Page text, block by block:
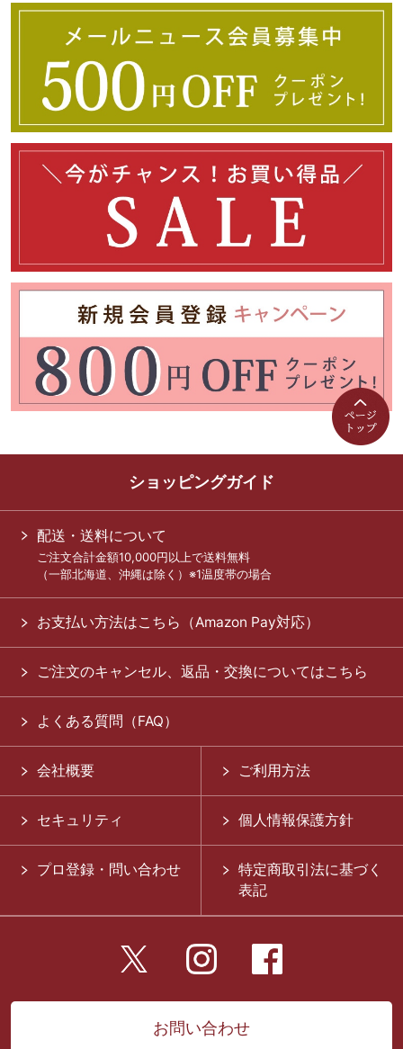
ショッピングガイド
配送・送料について
ご注文合計金額10,000円以上で送料無料
（一部北海道、沖縄は除く）※1温度帯の場合
お支払い方法はこちら（Amazon Pay対応）
ご注文のキャンセル、返品・交換についてはこちら
よくある質問（FAQ）
会社概要 ご利用方法
セキュリティ 個人情報保護方針
プロ登録・問い合わせ
特定商取引法に基づく
表記
お問い合わせ